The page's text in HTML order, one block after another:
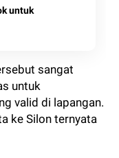
untuk
sangat
untuk
valid di lapangan.
ke Silon ternyata